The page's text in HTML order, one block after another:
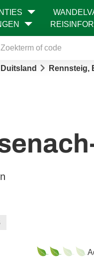
Duitsland Rennsteig,